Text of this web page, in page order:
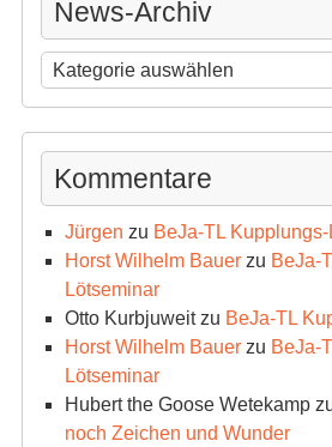
News-Archiv
News-
Archiv
Kommentare
Jürgen zu BeJa-TL
Horst Wilhelm Bauerzu BeJa-
Lötseminar
Otto Kurbjuweitzu BeJa-TL
Horst Wilhelm Bauerzu BeJa-
Lötseminar
Hubert the Goose Wetekamp
noch Zeichen und Wunder